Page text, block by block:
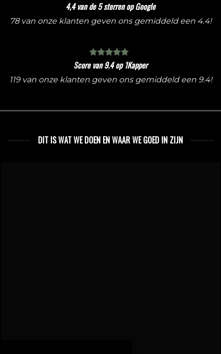
4,4 van de 5 sterren op Google
78 van onze klanten geven ons gemiddeld een 4.4!
Score van 9.4 op 1Kapper
119 van onze klanten geven ons gemiddeld een 9.4!
DIT IS WAT WE DOEN EN WAAR WE GOED IN ZIJN